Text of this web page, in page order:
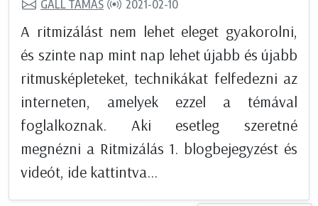
GÁLL TAMÁS 2021-02-10
A ritmizálást nem lehet eleget gyakorolni,
és szinte nap mint nap lehet újabb és újabb
ritmusképleteket, technikákat felfedezni az
interneten, amelyek ezzel a témával
foglalkoznak. Aki esetleg szeretné
megnézni a Ritmizálás 1. blogbejegyzést és
videót, ide kattintva...